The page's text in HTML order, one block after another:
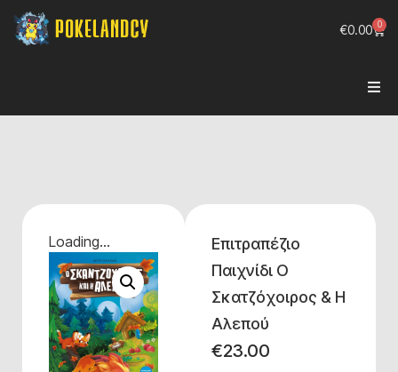
€0.00 0
Loading...
Επιτραπέζιο
Παιχνίδι Ο
Σκατζόχοιρος & Η
Αλεπού
€23.00